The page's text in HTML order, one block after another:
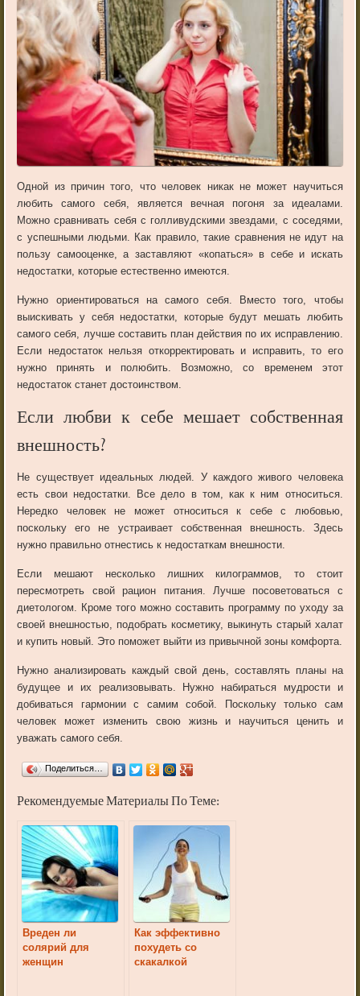
Одной из причин того, что человек никак не может научиться
любить самого себя, является вечная погоня за идеалами.
Можно сравнивать себя с голливудскими звездами, с соседями,
с успешными людьми. Как правило, такие сравнения не идут на
пользу самооценке, а заставляют «копаться» в себе и искать
недостатки, которые естественно имеются.
Нужно ориентироваться на самого себя. Вместо того, чтобы
выискивать у себя недостатки, которые будут мешать любить
самого себя, лучше составить план действия по их исправлению.
Если недостаток нельзя откорректировать и исправить, то его
нужно принять и полюбить. Возможно, со временем этот
недостаток станет достоинством.
Если любви к себе мешает собственная
внешность?
Не существует идеальных людей. У каждого живого человека
есть свои недостатки. Все дело в том, как к ним относиться.
Нередко человек не может относиться к себе с любовью,
поскольку его не устраивает собственная внешность. Здесь
нужно правильно отнестись к недостаткам внешности.
Если мешают несколько лишних килограммов, то стоит
пересмотреть свой рацион питания. Лучше посоветоваться с
диетологом. Кроме того можно составить программу по уходу за
своей внешностью, подобрать косметику, выкинуть старый халат
и купить новый. Это поможет выйти из привычной зоны комфорта.
Нужно анализировать каждый свой день, составлять планы на
будущее и их реализовывать. Нужно набираться мудрости и
добиваться гармонии с самим собой. Поскольку только сам
человек может изменить свою жизнь и научиться ценить и
уважать самого себя.
Поделиться…
Рекомендуемые Материалы По Теме:
Вреден ли
солярий для
женщин
Как эффективно
похудеть со
скакалкой